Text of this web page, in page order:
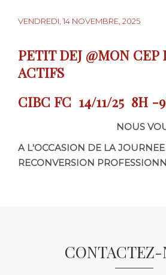
VENDREDI, 14 NOVEMBRE, 2025
PETIT DEJ @MON CEP
ACTIFS
CIBC FC 14/11/25 8H -
NOUS VOUS
A L'OCCASION DE LA
RECONVERSION
CONTACTEZ-